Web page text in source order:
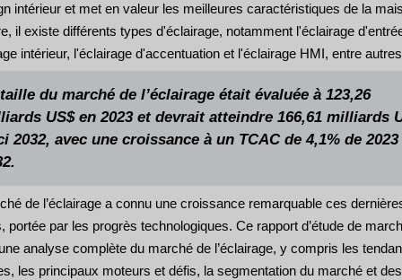
intérieur et met en valeur les meilleures caractéristiques de la
il existe différents types d'éclairage, notamment l'éclairage
intérieur, l'éclairage d'accentuation et l'éclairage HMI, entre
du marché de l’éclairage était évaluée à 123,26
US$ en 2023 et devrait atteindre 166,61 milliards
2032, avec une croissance à un TCAC de 4,1% de 2023
de l’éclairage a connu une croissance remarquable ces
portée par les progrès technologiques. Ce rapport d’étude de
analyse complète du marché de l’éclairage, y compris les
les principaux moteurs et défis, la segmentation du marché et des